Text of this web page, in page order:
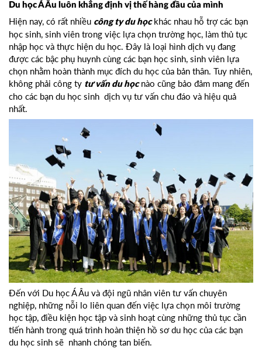
Du học Á Âu luôn khẳng định vị thế hàng đầu của mình
Hiện nay, có rất nhiều công ty du họckhác nhau hỗ trợ các bạn
học sinh, sinh viên trong việc lựa chọn trường học, làm thủ tục
nhập học và thực hiện du học. Đây là loại hình dịch vụ đang
được các bậc phụ huynh cùng các bạn học sinh, sinh viên lựa
chọn nhằm hoàn thành mục đích du học của bản thân. Tuy nhiên,
không phải công ty tư vấn du họcnào cũng bảo đảm mang đến
cho các bạn du học sinh dịch vụ tư vấn chu đáo và hiệu quả
nhất.
Đến với Du học Á Âu và đội ngũ nhân viên tư vấn chuyên
nghiệp, những nỗi lo liên quan đến việc lựa chọn môi trường
học tập, điều kiện học tập và sinh hoạt cùng những thủ tục cần
tiến hành trong quá trình hoàn thiện hồ sơ du học của các bạn
du học sinh sẽ nhanh chóng tan biến.